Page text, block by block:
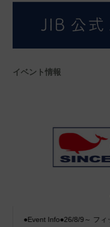
イベント情報
●Event Info●26/8/9～ フィ